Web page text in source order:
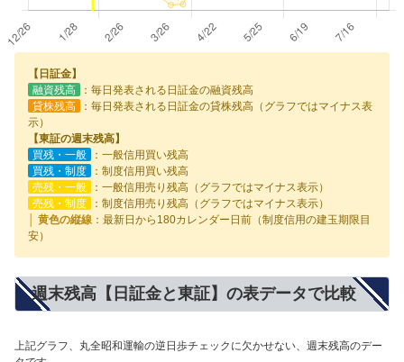
【日証金】
融資残高
：毎日発表される日証金の融資残高
貸株残高
：毎日発表される日証金の貸株残高（グラフではマイナス表
示）
【東証の週末残高】
買残・一般
：一般信用買い残高
買残・制度
：制度信用買い残高
売残・一般
：一般信用売り残高（グラフではマイナス表示）
売残・制度
：制度信用売り残高（グラフではマイナス表示）
│ 黄色の縦線 ：最新日から180カレンダー日前（制度信用の建玉期限目
安）
週末残高【日証金と東証】の表データで比較
上記グラフ、丸全昭和運輸の逆日歩チェックに欠かせない、週末残高のデー